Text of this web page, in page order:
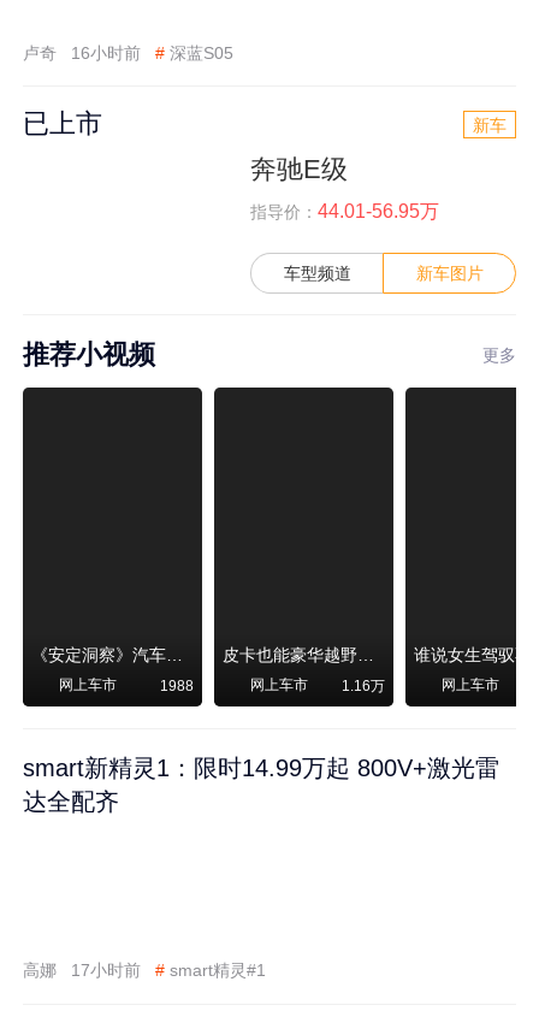
卢奇 16小时前 # 深蓝S05
已上市 新车
奔驰E级
指导价： 44.01-56.95万
车型频道 新车图片
推荐小视频 更多
《安定洞察》汽车烧不烧油，和石油安全无关！
网上车市 1988
皮卡也能豪华越野！纵横F700上市，限时卖29.99万起
网上车市 1.16万 网上车市
smart新精灵1：限时14.99万起 800V+激光雷
达全配齐
高娜 17小时前 # smart精灵#1